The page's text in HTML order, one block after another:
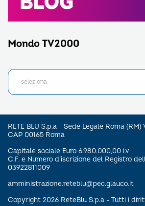
Mondo TV2000
RETE BLU S.p.a - Sede Legale Roma (RM)
CAP 00165 Roma
Capitale sociale Euro 6.980.000,00 i.v
C.F. e Numero d’iscrizione del Registro
03922811009
amministrazione.reteblu@pec.glauco.it
Copyright 2026 ReteBlu S.p.a - Tutti i